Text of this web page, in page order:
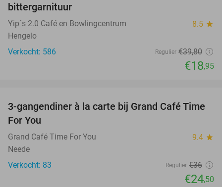
bittergarnituur
Yip´s 2.0 Café en Bowlingcentrum 8.5 star
Hengelo
Verkocht: 586
Regulier €39,80
€18,95
32%
3-gangendiner à la carte bij Grand Café Time
For You
Grand Café Time For You 9.4 star
Neede
Verkocht: 83
Regulier €36
€24,50